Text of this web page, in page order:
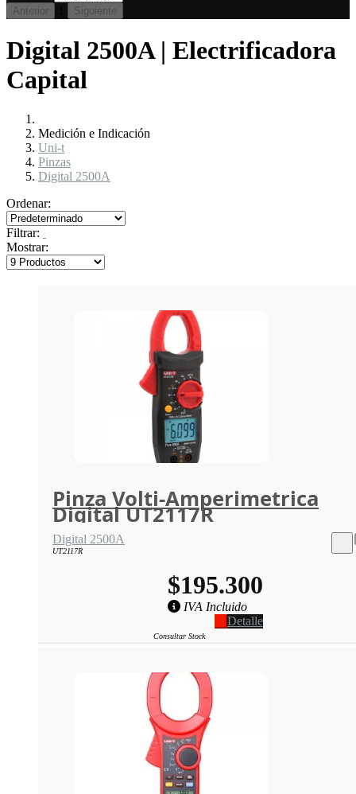
Anterior Siguiente
Digital 2500A | Electrificadora
Capital
Medición e Indicación
Uni-t
Pinzas
Digital 2500A
Ordenar:
Filtrar:
Mostrar:
Pinza Volti-Amperimetrica
Digital UT2117R
Digital 2500A
UT2117R
$195.300
IVA Incluido
Detalle
Consultar Stock